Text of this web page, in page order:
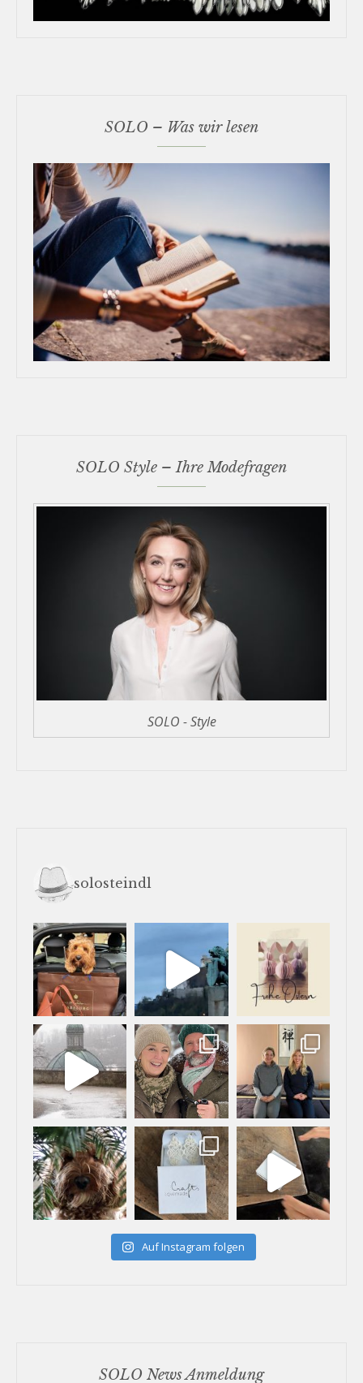
SOLO – Was wir lesen
SOLO Style – Ihre Modefragen
SOLO - Style
solosteindl
Auf Instagram folgen
SOLO News Anmeldung